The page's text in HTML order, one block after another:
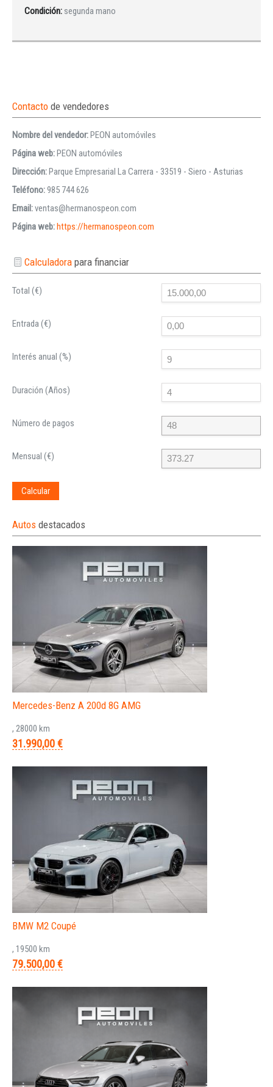
Condición: segunda mano
Contacto de vendedores
Nombre del vendedor:PEON automóviles
Página web:PEON automóviles
Dirección:Parque Empresarial La Carrera - 33519 - Siero - Asturias
Teléfono:985 744 626
Email:ventas@hermanospeon.com
Página web:https://hermanospeon.com
Calculadorapara financiar
Total (€)
Entrada (€)
Interés anual (%)
Duración (Años)
Número de pagos
Mensual (€)
Calcular
Autos destacados
Mercedes-Benz A 200d 8G AMG
, 28000 km
31.990,00 €
BMW M2 Coupé
, 19500 km
79.500,00 €